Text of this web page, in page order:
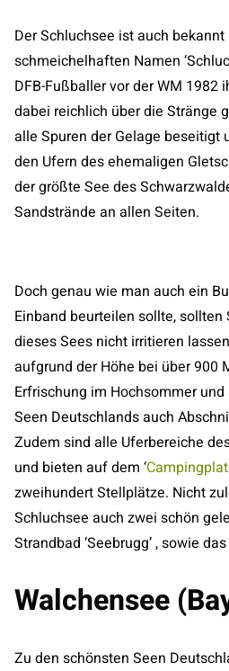
Der Schluchsee ist auch
schmeichelhaften Namen
DFB-Fußballer vor der WM 1982
dabei reichlich über die Stränge
alle Spuren der Gelage beseitigt
den Ufern des ehemaligen
der größte See des
Sandstrände an allen Seiten.
Doch genau wie man auch ein
Einband beurteilen sollte, sollten
dieses Sees nicht irritieren
aufgrund der Höhe bei über 900
Erfrischung im Hochsommer
Seen Deutschlands auch
Zudem sind alle Uferbereiche
und bieten auf dem ‘
zweihundert Stellplätze. Nicht
Schluchsee auch zwei schön
Strandbad ‘Seebrugg’ , sowie
Walchensee
Zu den schönsten Seen